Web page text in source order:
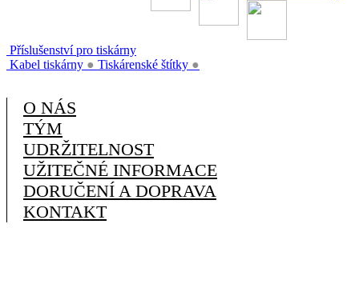
Příslušenství pro tiskárny
Kabel tiskárny ● Tiskárenské štítky ●
O NÁS
TÝM
UDRŽITELNOST
UŽITEČNÉ INFORMACE
DORUČENÍ A DOPRAVA
KONTAKT